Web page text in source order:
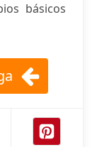
básicos